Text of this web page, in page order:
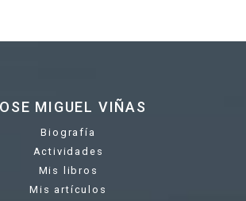
MIGUEL VIÑAS
Biografía
Actividades
Mis libros
Mis artículos